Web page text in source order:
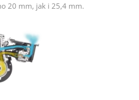
20 mm, jak i 25,4 mm.